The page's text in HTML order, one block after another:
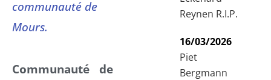
communauté de
Mours.
Communauté de
Reynen R.I.P.
16/03/2026
Piet
Bergmann